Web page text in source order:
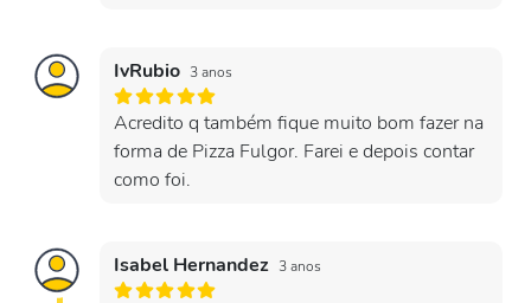
IvRubio 3 anos
Acredito q também fique muito bom fazer na
forma de Pizza Fulgor. Farei e depois contar
como foi.
Isabel Hernandez 3 anos